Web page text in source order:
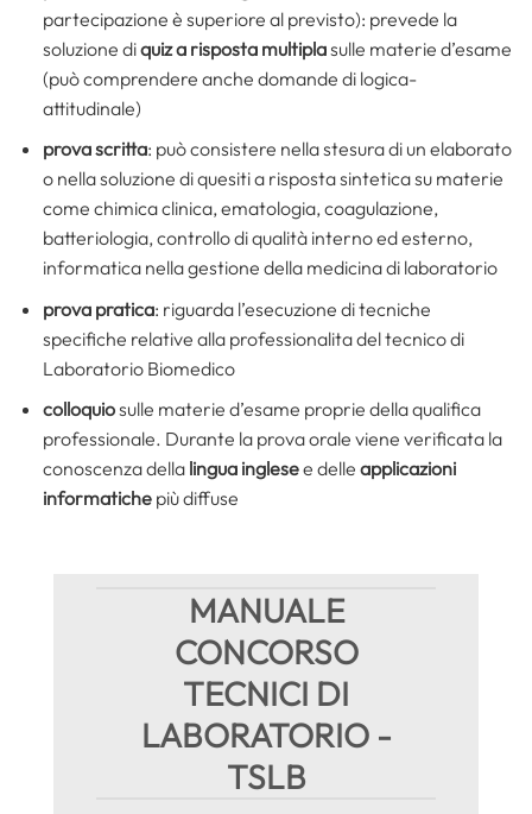
partecipazione è superiore al previsto): prevede la
soluzione diquiz a risposta multiplasulle materie d’esame
(può comprendere anche domande di logica-
attitudinale)
prova scritta: può consistere nella stesura di un elaborato
o nella soluzione di quesiti a risposta sintetica su materie
come chimica clinica, ematologia, coagulazione,
batteriologia, controllo di qualità interno ed esterno,
informatica nella gestione della medicina di laboratorio
prova pratica: riguarda l’esecuzione di tecniche
specifiche relative alla professionalita del tecnico di
Laboratorio Biomedico
colloquiosulle materie d’esame proprie della qualifica
professionale. Durante la prova orale viene verificata la
conoscenza della lingua inglesee delle applicazioni
informatichepiù diffuse
MANUALE
CONCORSO
TECNICI DI
LABORATORIO -
TSLB